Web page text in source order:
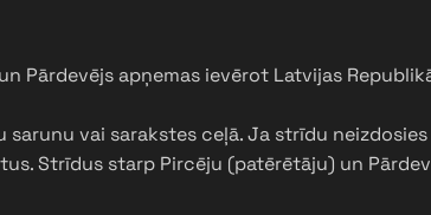
Pārdevējs apņemas ievērot Latvijas
vai sarakstes ceļā. Ja strīdu
Strīdus starp Pircēju (patērētāju) un